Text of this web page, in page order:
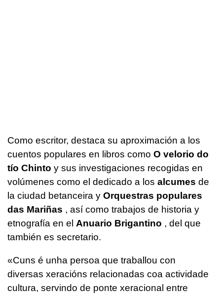
Como escritor, destaca su aproximación a los
cuentos populares en libros como O velorio do
tío Chinto y sus investigaciones recogidas en
volúmenes como el dedicado a los alcumes de
la ciudad betanceira y Orquestras populares
das Mariñas , así como trabajos de historia y
etnografía en el Anuario Brigantino , del que
también es secretario.
«Cuns é unha persoa que traballou con
diversas xeracións relacionadas coa actividade
cultura, servindo de ponte xeracional entre